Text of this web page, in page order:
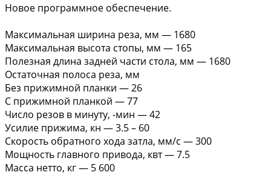
Новое программное обеспечение.
Максимальная ширина реза, мм — 1680
Максимальная высота стопы, мм — 165
Полезная длина задней части стола, мм — 1680
Остаточная полоса реза, мм
Без прижимной планки — 26
С прижимной планкой — 77
Число резов в минуту, -мин — 42
Усилие прижима, кн — 3.5 – 60
Скорость обратного хода затла, мм/с — 300
Мощность главного привода, квт — 7.5
Масса нетто, кг — 5 600